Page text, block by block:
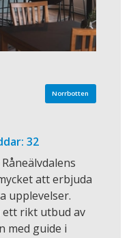
Norrbotten
32
att erbjuda
upplevelser.
ett rikt utbud av
med guide i